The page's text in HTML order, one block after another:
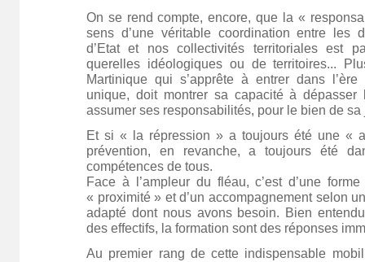
On se rend compte, encore, que la «
sens d’une véritable coordination entre les
d’Etat et nos collectivités territoriales est
querelles idéologiques ou de territoires...
Martinique qui s’apprête à entrer dans
unique, doit montrer sa capacité à
assumer ses responsabilités, pour le bien de sa
Et si « la répression » a toujours été une «
prévention, en revanche, a toujours été
compétences de tous.
Face à l’ampleur du fléau, c’est d’une
« proximité » et d’un accompagnement selon
adapté dont nous avons besoin. Bien
des effectifs, la formation sont des réponses
Au premier rang de cette indispensable